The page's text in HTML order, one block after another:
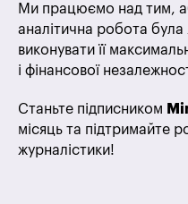
Ми працюємо над тим,
аналітична робота була
виконувати її
і фінансової
Станьте підписником
місяць та підтримайте
журналістики!